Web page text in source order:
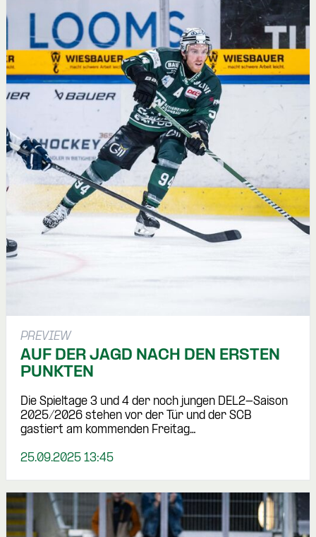
PREVIEW
AUF DER JAGD NACH DEN ERSTEN
PUNKTEN
Die Spieltage 3 und 4 der noch jungen DEL2-Saison
2025/2026 stehen vor der Tür und der SCB
gastiert am kommenden Freitag…
25.09.2025 13:45